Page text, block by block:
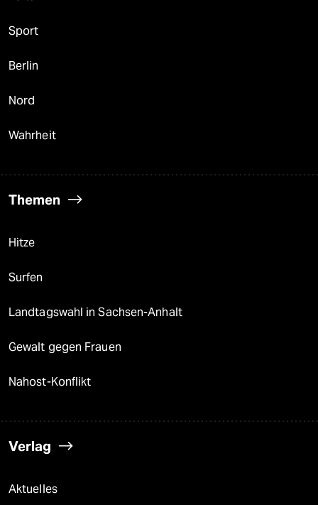
Sport
Berlin
Nord
Wahrheit
Themen
Hitze
Surfen
Landtagswahl in Sachsen-Anhalt
Gewalt gegen Frauen
Nahost-Konflikt
Verlag
Aktuelles